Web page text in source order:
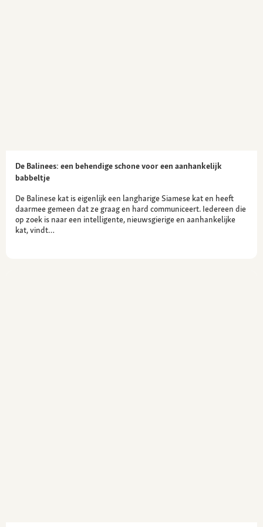
De Balinees: een behendige schone voor een aanhankelijk
babbeltje
De Balinese kat is eigenlijk een langharige Siamese kat en heeft
daarmee gemeen dat ze graag en hard communiceert. Iedereen die
op zoek is naar een intelligente, nieuwsgierige en aanhankelijke
kat, vindt…